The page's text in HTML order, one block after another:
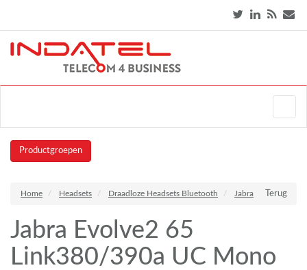
Productgroepen
Terug
Home Headsets Draadloze Headsets Bluetooth Jabra
Jabra Evolve2 65
Link380/390a UC Mono